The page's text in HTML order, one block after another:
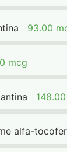
93.00
mcg
alfa-